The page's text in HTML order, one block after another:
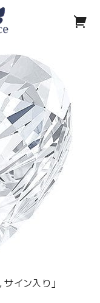
イン入り」